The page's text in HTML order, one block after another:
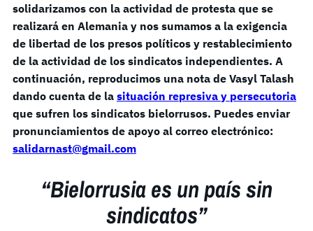
solidarizamos con la actividad de protesta que se
realizará en Alemania y nos sumamos a la exigencia
de libertad de los presos políticos y restablecimiento
de la actividad de los sindicatos independientes. A
continuación, reproducimos una nota de Vasyl Talash
dando cuenta de la situación represiva y persecutoria
que sufren los sindicatos bielorrusos. Puedes enviar
pronunciamientos de apoyo al correo electrónico:
salidarnast@gmail.com
“Bielorrusia es un país sin
sindicatos”